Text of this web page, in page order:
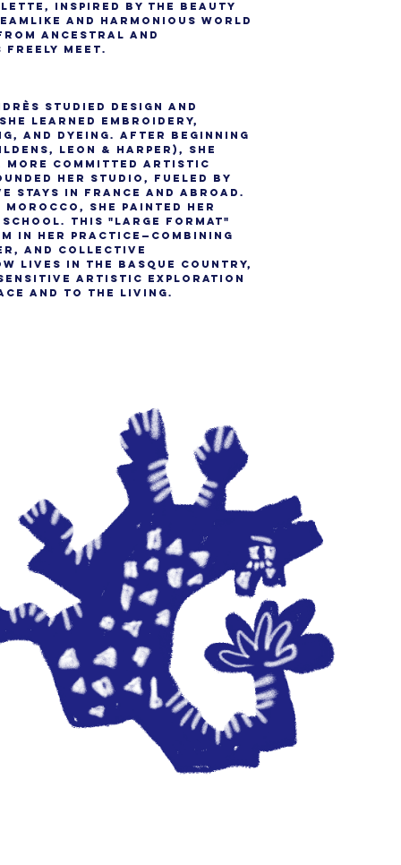
inspired by the beauty
and harmonious world
ancestral and
freely meet.
studied design and
learned embroidery,
and dyeing. After beginning
Leon & Harper), she
committed artistic
her studio, fueled by
stays in France and abroad.
she painted her
This "large format"
in her practice—combining
and collective
lives in the Basque Country,
sensitive artistic exploration
and to the Living.